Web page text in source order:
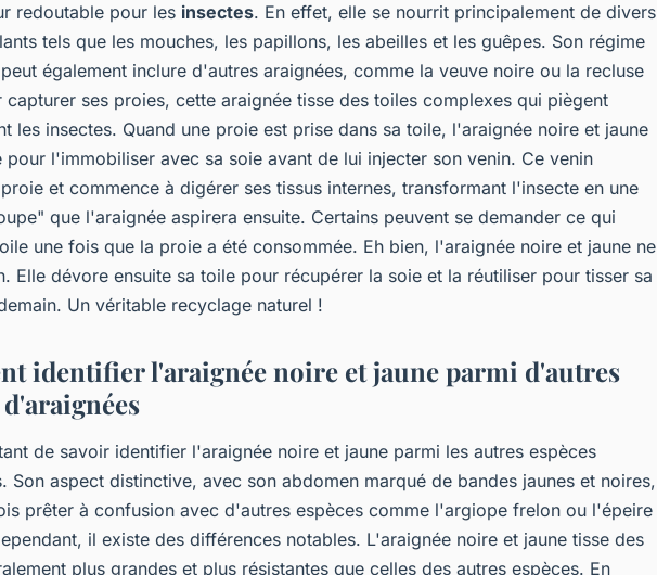
redoutable pour les insectes. En effet, elle se nourrit principalement de divers
tels que les mouches, les papillons, les abeilles et les guêpes. Son régime
également inclure d'autres araignées, comme la veuve noire ou la recluse
capturer ses proies, cette araignée tisse des toiles complexes qui piègent
les insectes. Quand une proie est prise dans sa toile, l'araignée noire et jaune
pour l'immobiliser avec sa soie avant de lui injecter son venin. Ce venin
et commence à digérer ses tissus internes, transformant l'insecte en une
que l'araignée aspirera ensuite. Certains peuvent se demander ce qui
une fois que la proie a été consommée. Eh bien, l'araignée noire et jaune ne
Elle dévore ensuite sa toile pour récupérer la soie et la réutiliser pour tisser sa
Un véritable recyclage naturel !
identifier l'araignée noire et jaune parmi d'autres
d'araignées
de savoir identifier l'araignée noire et jaune parmi les autres espèces
Son aspect distinctive, avec son abdomen marqué de bandes jaunes et noires,
prêter à confusion avec d'autres espèces comme l'argiope frelon ou l'épeire
il existe des différences notables. L'araignée noire et jaune tisse des
plus grandes et plus résistantes que celles des autres espèces. En